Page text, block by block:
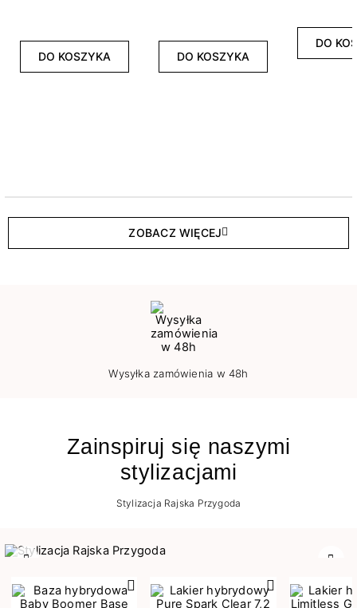
DO KOSZYKA DO KOSZYKA
DO
ZOBACZ WIĘCEJ
Wysyłka zamówienia w 48h
Zainspiruj się naszymi
stylizacjami
Stylizacja Rajska Przygoda